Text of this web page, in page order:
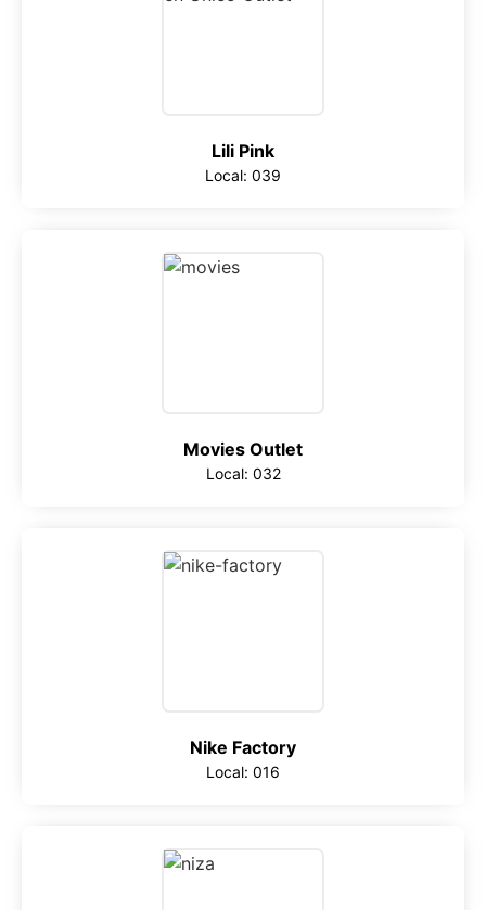
Lili Pink
Local: 039
Movies Outlet
Local: 032
Nike Factory
Local: 016